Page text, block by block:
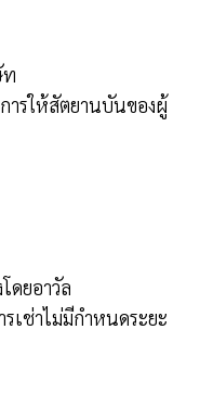
ท
ารให้สัตยานบันของผู้
ดยอาวัล
เช่าไม่มีกำหนดระยะ